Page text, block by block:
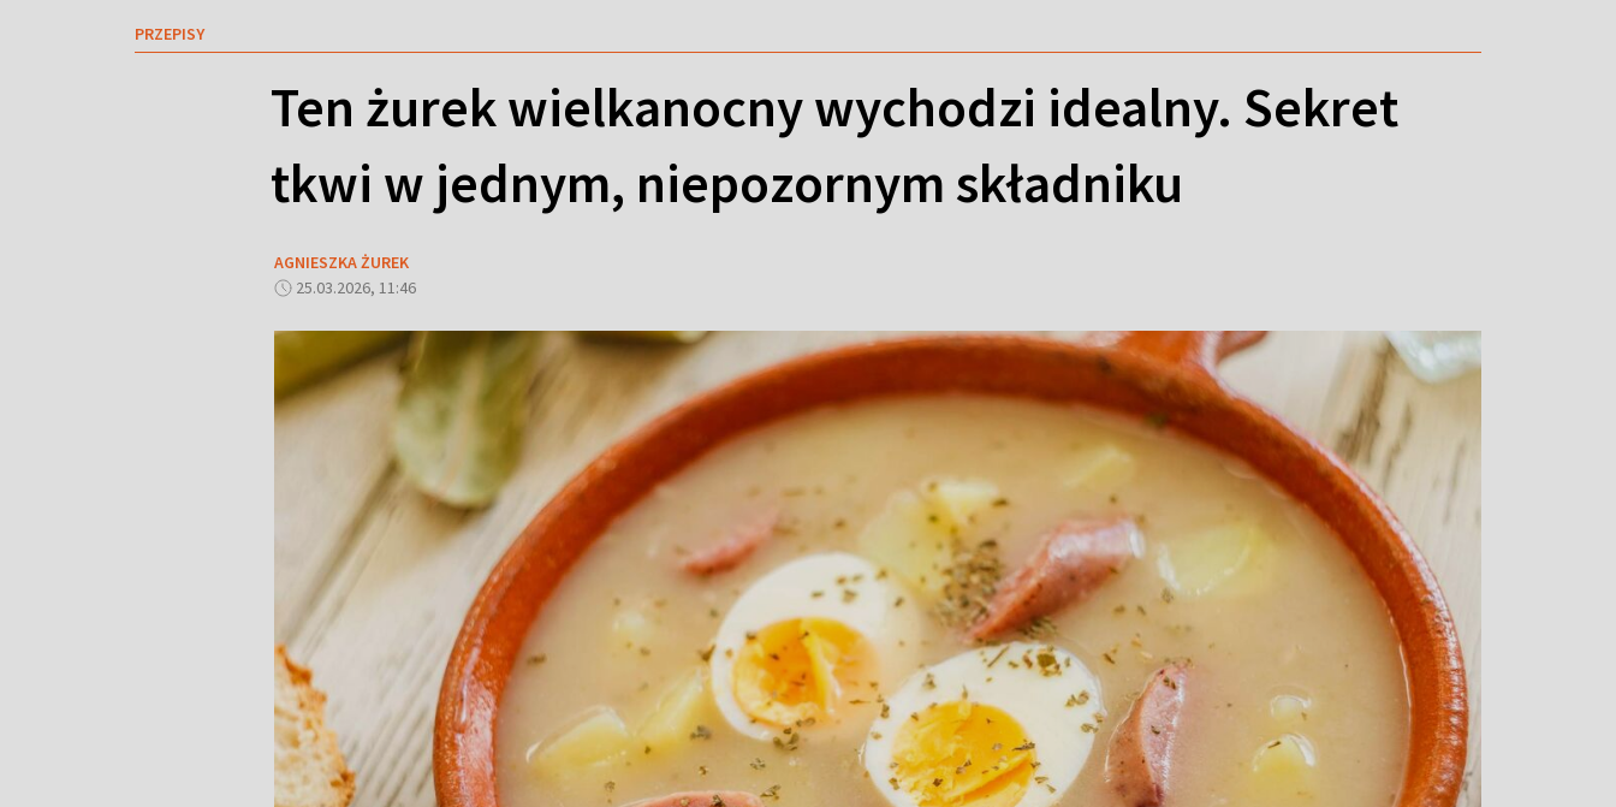
PRZEPISY
Ten żurek wielkanocny wychodzi idealny. Sekret
tkwi w jednym, niepozornym składniku
AGNIESZKA ŻUREK
25.03.2026, 11:46